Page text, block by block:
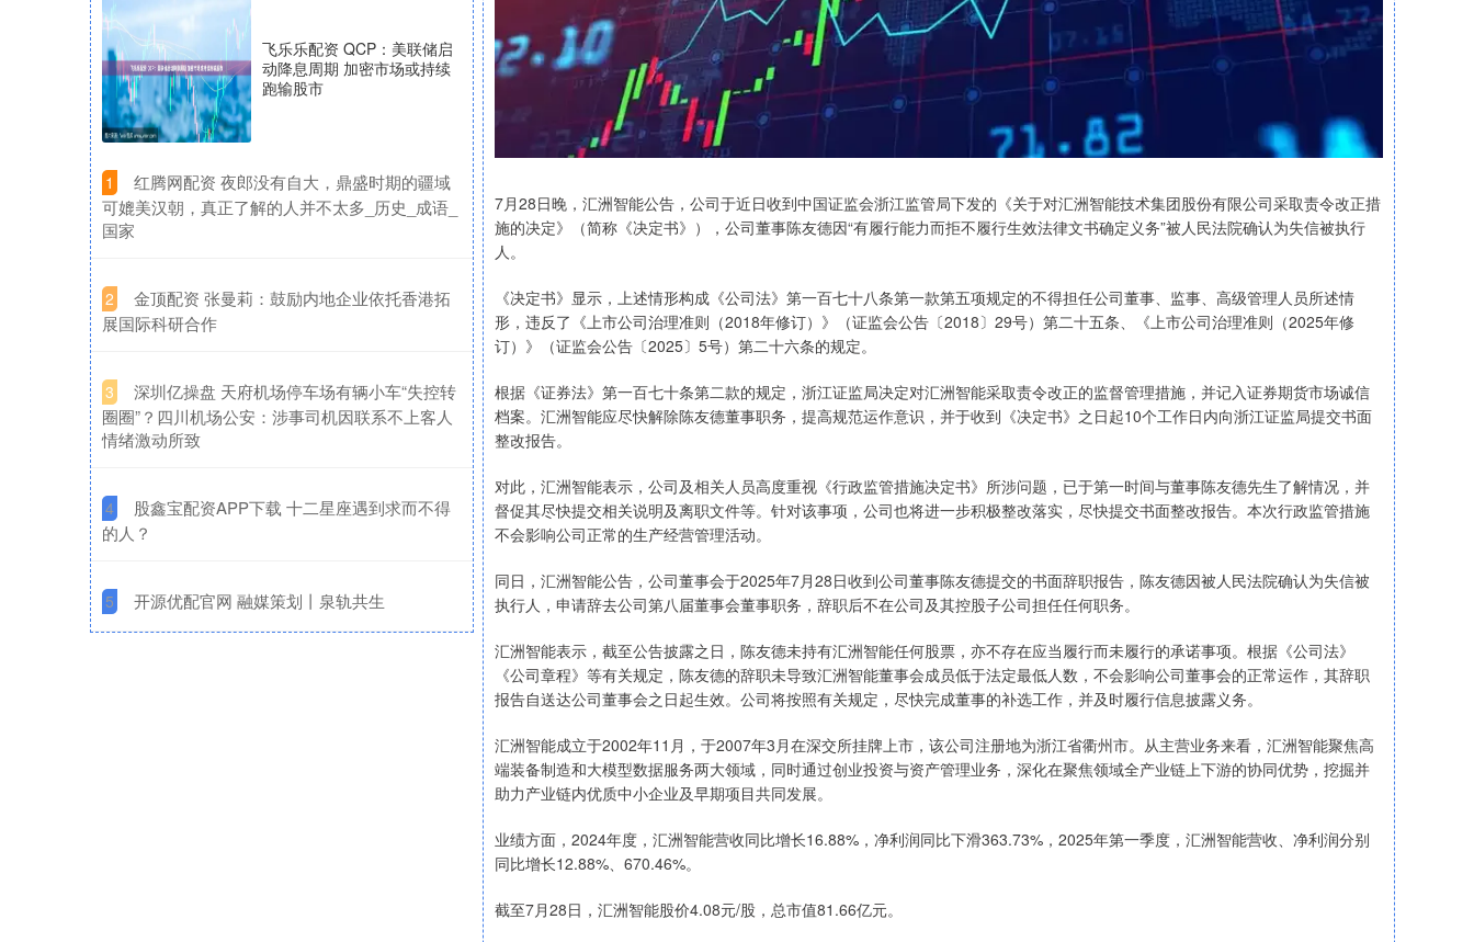
7月28日晚，汇洲智能公告，公司于近日收到中国证监会浙江监管局下发的《关于对汇洲智能技术集团股份有限公司采取责令改正措
施的决定》（简称《决定书》），公司董事陈友德因“有履行能力而拒不履行生效法律文书确定义务”被人民法院确认为失信被执行
人。
《决定书》显示，上述情形构成《公司法》第一百七十八条第一款第五项规定的不得担任公司董事、监事、高级管理人员所述情
形，违反了《上市公司治理准则（2018年修订）》（证监会公告〔2018〕29号）第二十五条、《上市公司治理准则（2025年修
订）》（证监会公告〔2025〕5号）第二十六条的规定。
根据《证券法》第一百七十条第二款的规定，浙江证监局决定对汇洲智能采取责令改正的监督管理措施，并记入证券期货市场诚信
档案。汇洲智能应尽快解除陈友德董事职务，提高规范运作意识，并于收到《决定书》之日起10个工作日内向浙江证监局提交书面
整改报告。
对此，汇洲智能表示，公司及相关人员高度重视《行政监管措施决定书》所涉问题，已于第一时间与董事陈友德先生了解情况，并
督促其尽快提交相关说明及离职文件等。针对该事项，公司也将进一步积极整改落实，尽快提交书面整改报告。本次行政监管措施
不会影响公司正常的生产经营管理活动。
同日，汇洲智能公告，公司董事会于2025年7月28日收到公司董事陈友德提交的书面辞职报告，陈友德因被人民法院确认为失信被
执行人，申请辞去公司第八届董事会董事职务，辞职后不在公司及其控股子公司担任任何职务。
汇洲智能表示，截至公告披露之日，陈友德未持有汇洲智能任何股票，亦不存在应当履行而未履行的承诺事项。根据《公司法》
《公司章程》等有关规定，陈友德的辞职未导致汇洲智能董事会成员低于法定最低人数，不会影响公司董事会的正常运作，其辞职
报告自送达公司董事会之日起生效。公司将按照有关规定，尽快完成董事的补选工作，并及时履行信息披露义务。
汇洲智能成立于2002年11月，于2007年3月在深交所挂牌上市，该公司注册地为浙江省衢州市。从主营业务来看，汇洲智能聚焦高
端装备制造和大模型数据服务两大领域，同时通过创业投资与资产管理业务，深化在聚焦领域全产业链上下游的协同优势，挖掘并
助力产业链内优质中小企业及早期项目共同发展。
业绩方面，2024年度，汇洲智能营收同比增长16.88%，净利润同比下滑363.73%，2025年第一季度，汇洲智能营收、净利润分别
同比增长12.88%、670.46%。
截至7月28日，汇洲智能股价4.08元/股，总市值81.66亿元。
飞乐乐配资 QCP：美联储启
动降息周期 加密市场或持续
跑输股市
1
​红腾网配资 夜郎没有自大，鼎盛时期的疆域
可媲美汉朝，真正了解的人并不太多_历史_成语_
国家
2
​金顶配资 张曼莉：鼓励内地企业依托香港拓
展国际科研合作
3
​深圳亿操盘 天府机场停车场有辆小车“失控转
圈圈”？四川机场公安：涉事司机因联系不上客人
情绪激动所致
4
​股鑫宝配资APP下载 十二星座遇到求而不得
的人？
5 ​开源优配官网 融媒策划丨泉轨共生